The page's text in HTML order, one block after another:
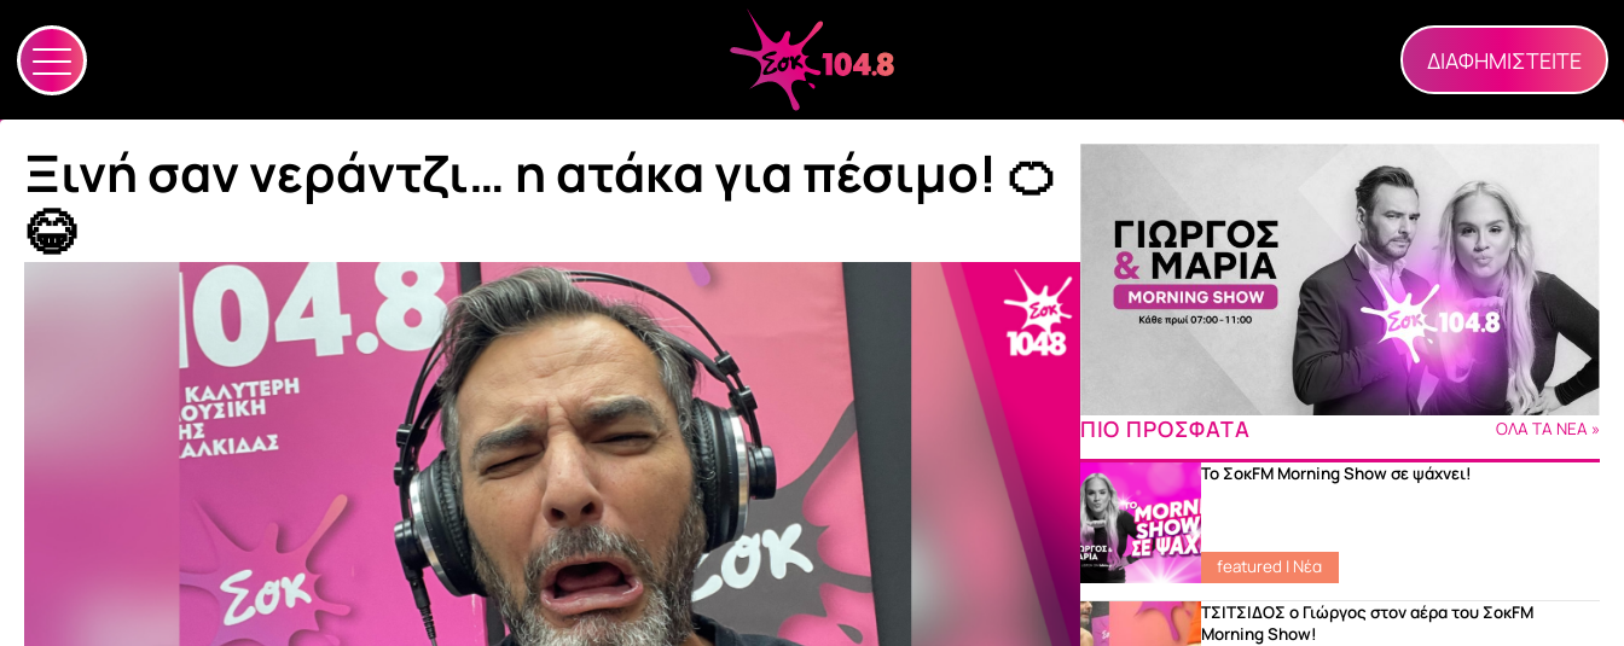
ΔΙΑΦΗΜΙΣΤΕΙΤΕ
Ξινή σαν νεράντζι… η ατάκα για πέσιμο! 🍊
😂
ΠΙΟ ΠΡΟΣΦΑΤΑ ΟΛΑ ΤΑ ΝΕΑ »
Το ΣοκFM Morning Show σε ψάχνει!
featured | Νέα
ΤΣΙΤΣΙΔΟΣ ο Γιώργος στον αέρα του ΣοκFM
Morning Show!